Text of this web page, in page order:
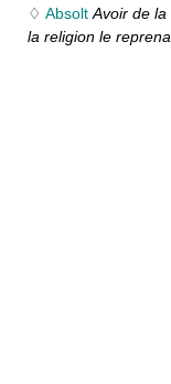
♢ Absolt Avoir de la
la religion le